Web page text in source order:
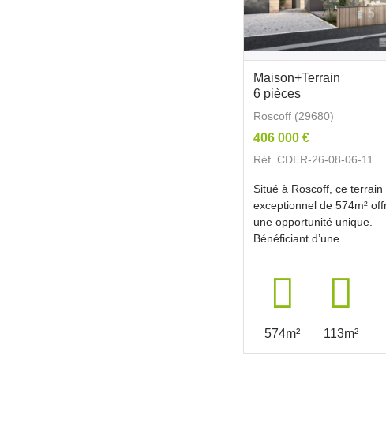
Maison+Terrain
6 pièces
Roscoff (29680)
406 000 €
Réf. CDER-26-08-06-11
Situé à Roscoff, ce terrain
exceptionnel de 574m²
une opportunité unique.
Bénéficiant d’une...
574m² 113m²